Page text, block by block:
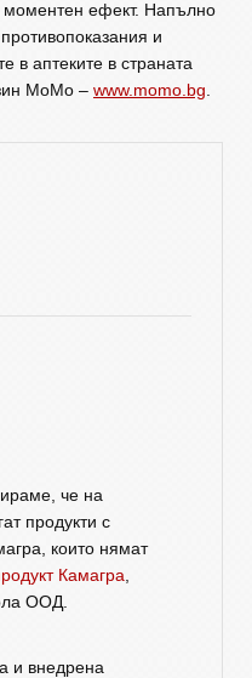
моментен ефект. Напълно
и
в аптеките в страната
МоМо – www.momo.bg.
че на
продукти с
които нямат
Камагра,
ООД.
и внедрена